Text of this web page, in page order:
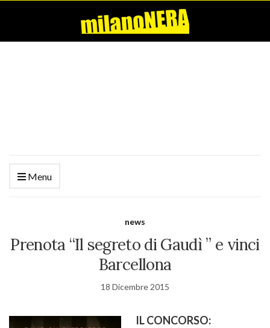
Menu
news
Prenota “Il segreto di Gaudì ” e vinci
Barcellona
18 Dicembre 2015
IL CONCORSO: